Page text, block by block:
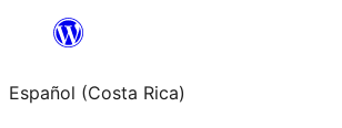
Saltar
contenido
Español (Costa Rica)